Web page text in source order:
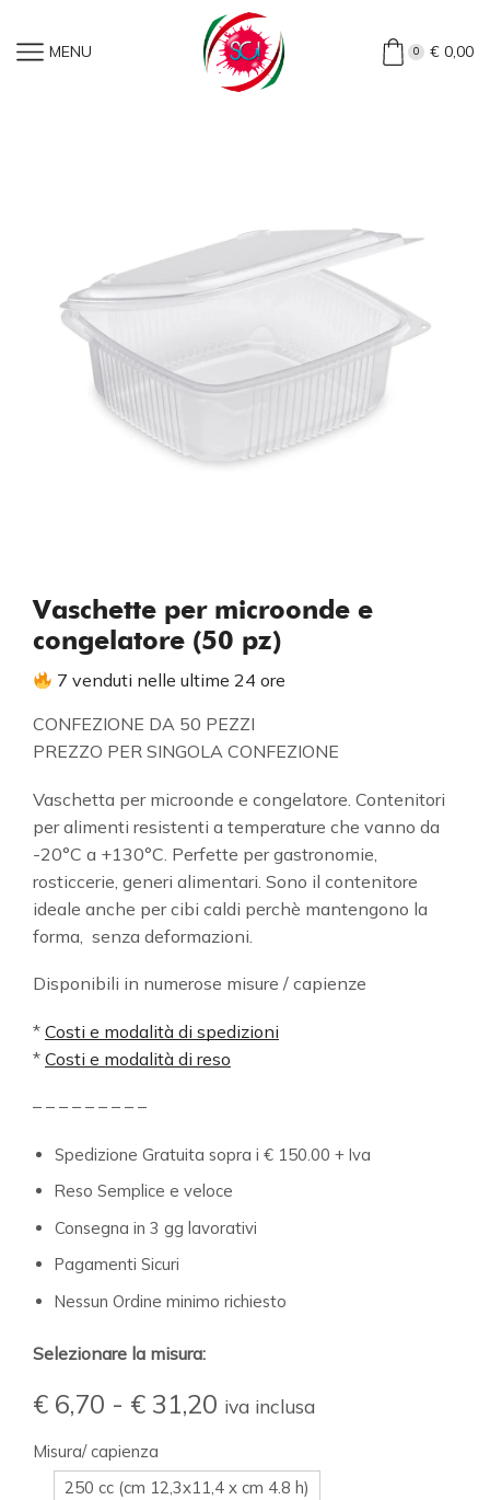
MENU 0 €0,00
Vaschette Per Microonde E Congelatore (50
Pz)
Vaschette per microonde e
congelatore (50 pz)
7 venduti nelle ultime 24 ore
CONFEZIONE DA 50 PEZZI
PREZZO PER SINGOLA CONFEZIONE
Vaschetta per microonde e congelatore. Contenitori
per alimenti resistenti a temperature che vanno da
-20°C a +130°C. Perfette per gastronomie,
rosticcerie, generi alimentari. Sono il contenitore
ideale anche per cibi caldi perchè mantengono la
forma, senza deformazioni.
Disponibili in numerose misure / capienze
* Costi e modalità di spedizioni
* Costi e modalità di reso
– – – – – – – – –
Spedizione Gratuita sopra i € 150.00 + Iva
Reso Semplice e veloce
Consegna in 3 gg lavorativi
Pagamenti Sicuri
Nessun Ordine minimo richiesto
Selezionare la misura:
€ 6,70 - € 31,20 iva inclusa
Misura/ capienza
250 cc (cm 12,3x11,4 x cm 4.8 h)